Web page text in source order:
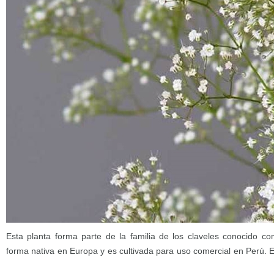
Esta planta forma parte de la familia de los claveles conocido
forma nativa en Europa y es cultivada para uso comercial en Perú.